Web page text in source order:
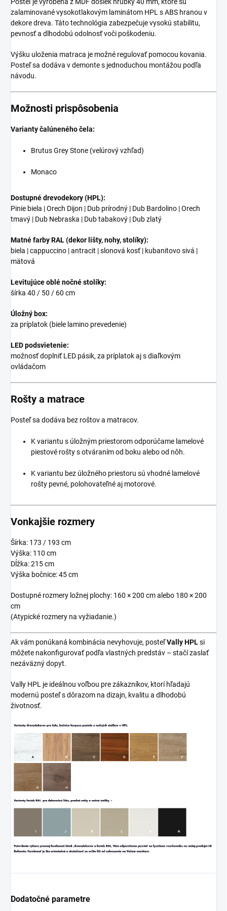
zalaminované vysokotlakovým laminátom HPL s ABS hranou v
dekore dreva. Táto technológia zabezpečuje vysokú stabilitu,
pevnosť a dlhodobú odolnosť voči poškodeniu.
Výšku uloženia matraca je možné regulovať pomocou kovania.
Posteľ sa dodáva v demonte s jednoduchou montážou podľa
návodu.
Možnosti prispôsobenia
Varianty čalúneného čela:
Brutus Grey Stone (velúrový vzhľad)
Monaco
Dostupné drevodekory (HPL):
Pinie biela | Orech Dijon | Dub prírodný | Dub Bardolino | Orech
tmavý | Dub Nebraska | Dub tabakový | Dub zlatý
Matné farby RAL (dekor lišty, nohy, stolíky):
biela | cappuccino | antracit | slonová kosť | kubanitovo sivá |
mätová
Levitujúce oblé nočné stolíky:
šírka 40 / 50 / 60 cm
Úložný box:
za príplatok (biele lamino prevedenie)
LED podsvietenie:
možnosť doplniť LED pásik, za príplatok aj s diaľkovým
ovládačom
Rošty a matrace
Posteľ sa dodáva bez roštov a matracov.
K variantu s úložným priestorom odporúčame lamelové
piestové rošty s otváraním od boku alebo od nôh.
K variantu bez úložného priestoru sú vhodné lamelové
rošty pevné, polohovateľné aj motorové.
Vonkajšie rozmery
Šírka: 173 / 193 cm
Výška: 110 cm
Dĺžka: 215 cm
Výška bočnice: 45 cm
Dostupné rozmery ložnej plochy: 160 × 200 cm alebo 180 × 200
cm
(Atypické rozmery na vyžiadanie.)
Ak vám ponúkaná kombinácia nevyhovuje, posteľVally HPLsi
môžete nakonfigurovať podľa vlastných predstáv – stačí zaslať
nezáväzný dopyt.
Vally HPL je ideálnou voľbou pre zákazníkov, ktorí hľadajú
modernú posteľ s dôrazom na dizajn, kvalitu a dlhodobú
životnosť.
Dodatočné parametre